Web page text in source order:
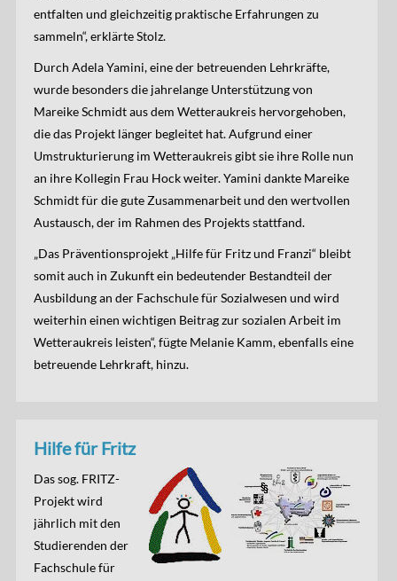
entfalten und gleichzeitig praktische Erfahrungen zu
sammeln“, erklärte Stolz.
Durch Adela Yamini, eine der betreuenden Lehrkräfte,
wurde besonders die jahrelange Unterstützung von
Mareike Schmidt aus dem Wetteraukreis hervorgehoben,
die das Projekt länger begleitet hat. Aufgrund einer
Umstrukturierung im Wetteraukreis gibt sie ihre Rolle nun
an ihre Kollegin Frau Hock weiter. Yamini dankte Mareike
Schmidt für die gute Zusammenarbeit und den wertvollen
Austausch, der im Rahmen des Projekts stattfand.
„Das Präventionsprojekt „Hilfe für Fritz und Franzi“ bleibt
somit auch in Zukunft ein bedeutender Bestandteil der
Ausbildung an der Fachschule für Sozialwesen und wird
weiterhin einen wichtigen Beitrag zur sozialen Arbeit im
Wetteraukreis leisten“, fügte Melanie Kamm, ebenfalls eine
betreuende Lehrkraft, hinzu.
Hilfe für Fritz
Das sog. FRITZ-
Projekt wird
jährlich mit den
Studierenden der
Fachschule für